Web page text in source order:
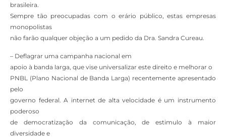
brasileira.
Sempre tão preocupadas com o erário público, estas empresas
monopolistas
não farão qualquer objeção a um pedido da Dra. Sandra Cureau.
– Deflagrar uma campanha nacional em
apoio à banda larga, que vise universalizar este direito e melhorar o
PNBL (Plano Nacional de Banda Larga) recentemente apresentado
pelo
governo federal. A internet de alta velocidade é um instrumento
poderoso
de democratização da comunicação, de estimulo à maior
diversidade e